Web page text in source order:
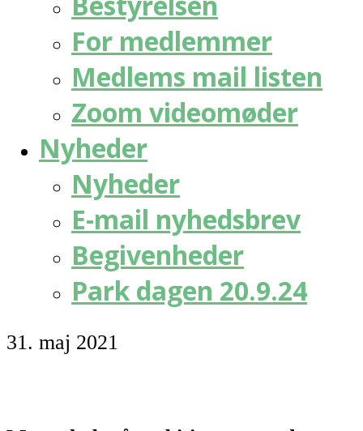
For medlemmer
Medlems mail listen
Zoom videomøder
Nyheder
Nyheder
E-mail nyhedsbrev
Begivenheder
Park dagen 20.9.24
31. maj 2021